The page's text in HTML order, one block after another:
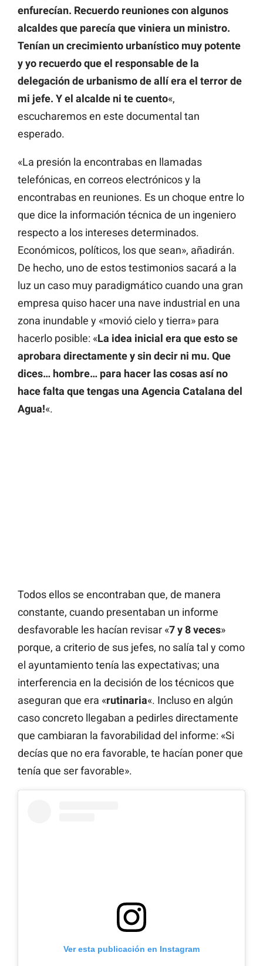
enfurecían. Recuerdo reuniones con algunos
alcaldes que parecía que viniera un ministro.
Tenían un crecimiento urbanístico muy potente
y yo recuerdo que el responsable de la
delegación de urbanismo de allí era el terror de
mi jefe. Y el alcalde ni te cuento«,
escucharemos en este documental tan
esperado.
«La presión la encontrabas en llamadas
telefónicas, en correos electrónicos y la
encontrabas en reuniones. Es un choque entre lo
que dice la información técnica de un ingeniero
respecto a los intereses determinados.
Económicos, políticos, los que sean», añadirán.
De hecho, uno de estos testimonios sacará a la
luz un caso muy paradigmático cuando una gran
empresa quiso hacer una nave industrial en una
zona inundable y «movió cielo y tierra» para
hacerlo posible: «La idea inicial era que esto se
aprobara directamente y sin decir ni mu. Que
dices… hombre… para hacer las cosas así no
hace falta que tengas una Agencia Catalana del
Agua!«.
Todos ellos se encontraban que, de manera
constante, cuando presentaban un informe
desfavorable les hacían revisar «7 y 8 veces»
porque, a criterio de sus jefes, no salía tal y como
el ayuntamiento tenía las expectativas; una
interferencia en la decisión de los técnicos que
aseguran que era «rutinaria«. Incluso en algún
caso concreto llegaban a pedirles directamente
que cambiaran la favorabilidad del informe: «Si
decías que no era favorable, te hacían poner que
tenía que ser favorable».
Ver esta publicación en Instagram